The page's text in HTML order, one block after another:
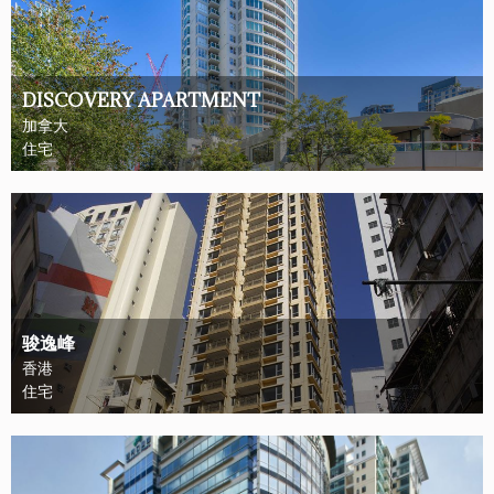
DISCOVERY APARTMENT
加拿大
住宅
骏逸峰
香港
住宅